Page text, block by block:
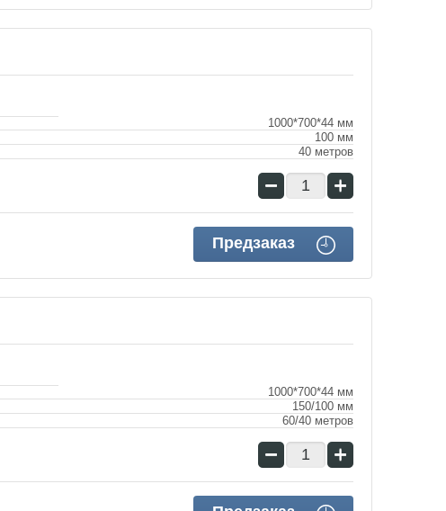
1000*700*44 мм
100 мм
40 метров
− +
Предзаказ
1000*700*44 мм
150/100 мм
60/40 метров
− +